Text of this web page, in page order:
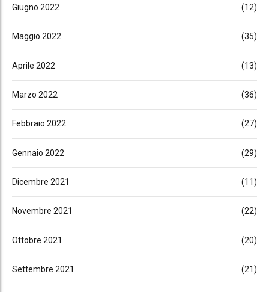
Giugno 2022 (12)
Maggio 2022 (35)
Aprile 2022 (13)
Marzo 2022 (36)
Febbraio 2022 (27)
Gennaio 2022 (29)
Dicembre 2021 (11)
Novembre 2021 (22)
Ottobre 2021 (20)
Settembre 2021 (21)